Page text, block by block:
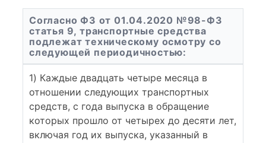
Согласно ФЗ от 01.04.2020 №98-ФЗ
статья 9, транспортные средства
подлежат техническому осмотру со
следующей периодичностью:
1) Каждые двадцать четыре месяца в
отношении следующих транспортных
средств, с года выпуска в обращение
которых прошло от четырех до десяти лет,
включая год их выпуска, указанный в